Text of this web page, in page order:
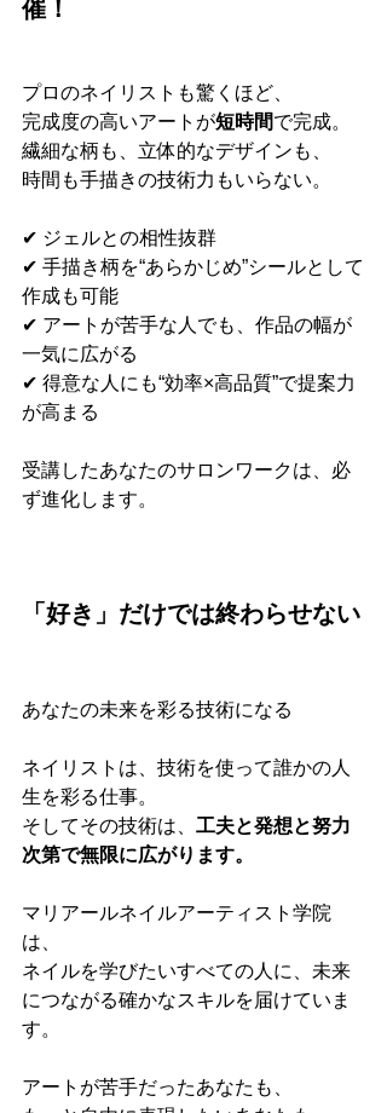
催！
プロのネイリストも驚くほど、
完成度の高いアートが短時間で完成。
繊細な柄も、立体的なデザインも、
時間も手描きの技術力もいらない。
✔ ジェルとの相性抜群
✔ 手描き柄を“あらかじめ”シールとして
作成も可能
✔ アートが苦手な人でも、作品の幅が
一気に広がる
✔ 得意な人にも“効率×高品質”で提案力
が高まる
受講したあなたのサロンワークは、必
ず進化します。
「好き」だけでは終わらせない
あなたの未来を彩る技術になる
ネイリストは、技術を使って誰かの人
生を彩る仕事。
そしてその技術は、 工夫と発想と努力
次第で無限に広がります。
マリアールネイルアーティスト学院
は、
ネイルを学びたいすべての人に、未来
につながる確かなスキルを届けていま
す。
アートが苦手だったあなたも、